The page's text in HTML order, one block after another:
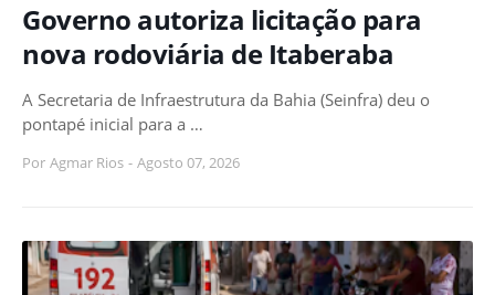
Governo autoriza licitação para
nova rodoviária de Itaberaba
A Secretaria de Infraestrutura da Bahia (Seinfra) deu o
pontapé inicial para a …
Por Agmar Rios - Agosto 07, 2026